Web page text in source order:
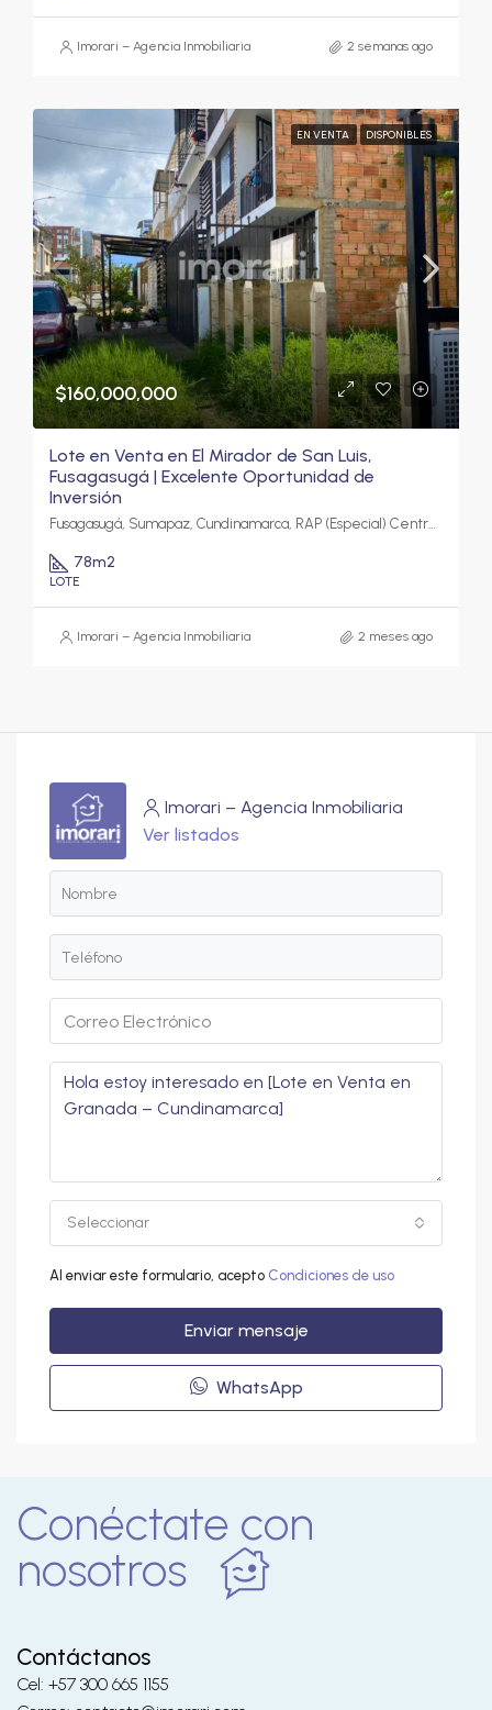
Imorari – Agencia Inmobiliaria 2 semanas ago
EN VENTA DISPONIBLES
$160,000,000
Lote en Venta en El Mirador de San Luis,
Fusagasugá | Excelente Oportunidad de
Inversión
Fusagasugá, Sumapaz, Cundinamarca, RAP (Especial) Central, Colombia
78m2
LOTE
Imorari – Agencia Inmobiliaria 2 meses ago
Imorari – Agencia Inmobiliaria
Ver listados
Seleccionar
Al enviar este formulario, acepto Condiciones de uso
Enviar mensaje
WhatsApp
Conéctate con
nosotros
Contáctanos
Cel: +57 300 665 1155